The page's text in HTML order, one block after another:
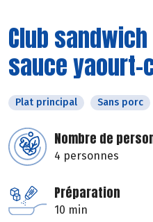
Club
sauce yaourt-
Plat principal Sans porc
Nombre de
4 personnes
Préparation
10 min